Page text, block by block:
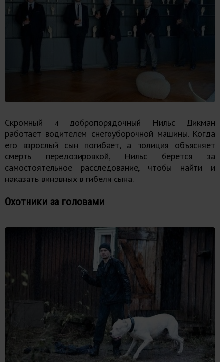
Скромный и добропорядочный Нильс Дикман
работает водителем снегоуборочной машины. Когда
его взрослый сын погибает, а полиция объясняет
смерть передозировкой, Нильс берется за
самостоятельное расследование, чтобы найти и
наказать виновных в гибели сына.
Охотники за головами